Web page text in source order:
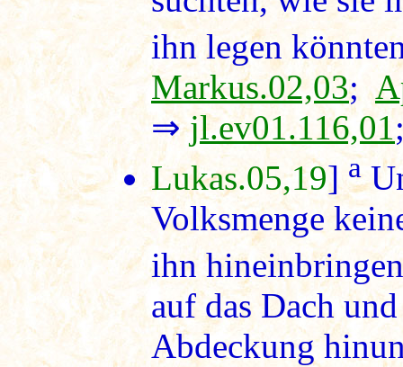
ihn legen
Markus.02,03;
⇒jl.ev01.116,01
Lukas.05,19] a
Volksmenge
ihn
auf das Dach
Abdeckung